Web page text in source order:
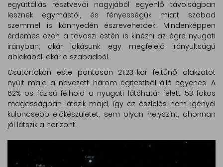
együttállás résztvevői nagyjából egyenlő távolságban
lesznek egymástól, és fényességük miatt szabad
szemmel is könnyedén észrevehetőek. Mindenképpen
érdemes ezen a tavaszi estén is kinézni az égre nyugati
irányban, akár lakásunk egy megfelelő irányultságú
ablakából, akár a szabadból.
Csütörtökön este pontosan 21:23-kor feltűnő alakzatot
nyújt majd a nevezett három égitestből álló egyenes. A
62%-os fázisú félhold a nyugati látóhatár felett 53 fokos
magasságban látszik majd, így az észlelés nem igényel
különösebb előkészületet, sem olyan helyszínt, ahonnan
jól látszik a horizont.